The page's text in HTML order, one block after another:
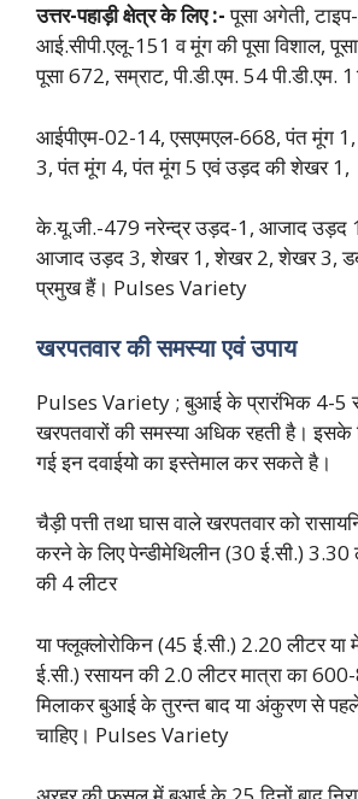
उत्तर-पहाड़ी क्षेत्र के लिए :-पूसा अगेती,
आई.सीपी.एलू-151 व मूंग की पूसा विशाल,
पूसा 672, सम्राट, पी.डी.एम. 54
आईपीएम-02-14, एसएमएल-668, पंत मूंग
3, पंत मूंग 4, पंत मूंग 5 एवं उड़द की शेखर 1,
के.यू.जी.-479 नरेन्द्र उड़द-1, आजाद उड़द
आजाद उड़द 3, शेखर 1, शेखर 2, शेखर 3,
प्रमुख हैं। Pulses Variety
खरपतवार की समस्या एवं उपाय
Pulses Variety ; बुआई के प्रारंभिक 4-5
खरपतवारों की समस्या अधिक रहती है। इसके
गई इन दवाईयो का इस्तेमाल कर सकते है।
चैड़ी पत्ती तथा घास वाले खरपतवार को
करने के लिए पेन्डीमेथिलीन (30 ई.सी.) 3.30
की 4 लीटर
या फ्लूक्लाेराेकिन (45 ई.सी.) 2.20 लीटर या
ई.सी.) रसायन की 2.0 लीटर मात्रा का
मिलाकर बुआई के तुरन्त बाद या अंकुरण से
चाहिए। Pulses Variety